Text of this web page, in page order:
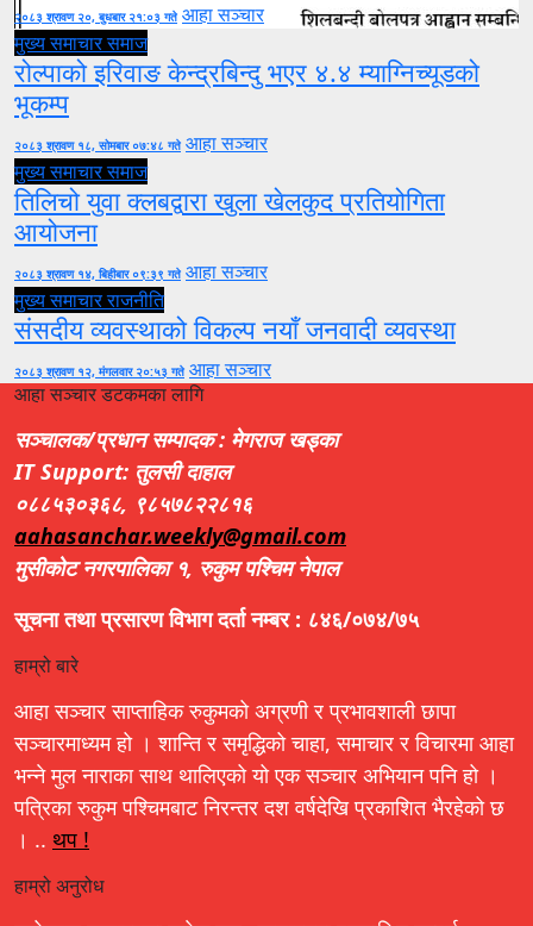
२०८३ श्रावण २०, बुधबार २१:०३ गते आहा सञ्चार
मुख्य समाचारसमाज
रोल्पाको इरिवाङ केन्द्रबिन्दु भएर ४.४ म्याग्निच्यूडको
भूकम्प
२०८३ श्रावण १८, सोमबार ०७:४८ गते आहा सञ्चार
मुख्य समाचारसमाज
तिलिचो युवा क्लबद्वारा खुला खेलकुद प्रतियोगिता
आयोजना
२०८३ श्रावण १४, बिहीबार ०९:३९ गते आहा सञ्चार
मुख्य समाचारराजनीति
संसदीय व्यवस्थाको विकल्प नयाँ जनवादी व्यवस्था
२०८३ श्रावण १२, मंगलवार २०:५३ गते आहा सञ्चार
आहा सञ्चार डटकमका लागि
सञ्चालक/प्रधान सम्पादक : मेगराज खड्का
IT Support: तुलसी दाहाल
०८८५३०३६८, ९८५७८२२८१६
aahasanchar.weekly@gmail.com
मुसीकोट नगरपालिका १, रुकुम पश्चिम नेपाल
सूचना तथा प्रसारण विभाग दर्ता नम्बर : ८४६/०७४/७५
हाम्रो बारे
आहा सञ्चार साप्ताहिक रुकुमको अग्रणी र प्रभावशाली छापा
सञ्चारमाध्यम हो । शान्ति र समृद्धिको चाहा, समाचार र विचारमा आहा
भन्ने मुल नाराका साथ थालिएको यो एक सञ्चार अभियान पनि हो ।
पत्रिका रुकुम पश्चिमबाट निरन्तर दश वर्षदेखि प्रकाशित भैरहेको छ
। .. थप !
हाम्रो अनुरोध